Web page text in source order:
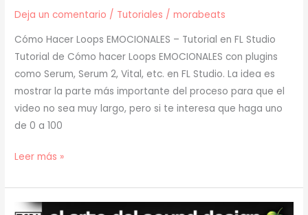
Deja un comentario / Tutoriales /morabeats
Cómo Hacer Loops EMOCIONALES – Tutorial en FL Studio
Tutorial de Cómo hacer Loops EMOCIONALES con plugins
como Serum, Serum 2, Vital, etc. en FL Studio. La idea es
mostrar la parte más importante del proceso para que el
video no sea muy largo, pero si te interesa que haga uno
de 0 a 100
[
]
Cómo
Leer más »